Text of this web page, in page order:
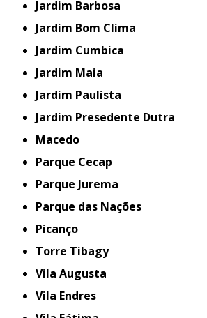
Jardim Barbosa
Jardim Bom Clima
Jardim Cumbica
Jardim Maia
Jardim Paulista
Jardim Presedente Dutra
Macedo
Parque Cecap
Parque Jurema
Parque das Nações
Picanço
Torre Tibagy
Vila Augusta
Vila Endres